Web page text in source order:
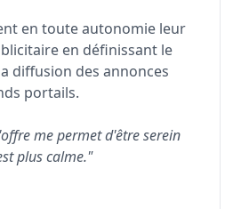
en toute autonomie leur
en définissant le
diffusion des annonces
portails.
me permet d'être serein
plus calme."